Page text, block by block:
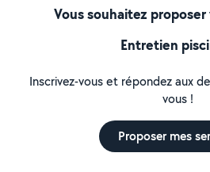
Vous souhaitez proposer
Entretien
Inscrivez-vous et répondez aux
vous !
Proposer mes